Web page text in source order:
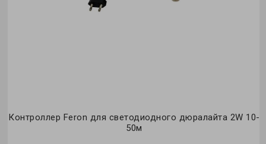
Контроллер Feron для светодиодного дюралайта 2W 10-
50м